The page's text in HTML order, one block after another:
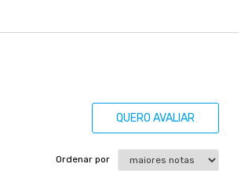
QUERO AVALIAR
Ordenar por